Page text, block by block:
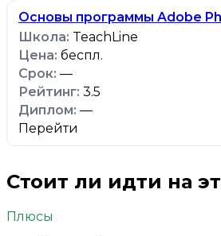
Основы программы Adobe
TeachLine
беспл.
—
3.5
—
Перейти
Стоит ли идти на
Плюсы